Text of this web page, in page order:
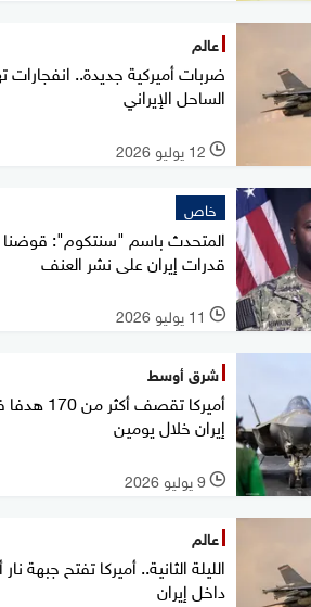
عالم
ضربات أميركية جديدة.. انفجارات
الساحل الإيراني
l 12 يوليو 2026
خاص
المتحدث باسم "سنتكوم": قوضنا
قدرات إيران على نشر العنف
l 11 يوليو 2026
شرق أوسط
أميركا تقصف أكثر
إيران خلال يومين
l 9 يوليو 2026
عالم
الليلة الثانية.. أميركا تفتح جبهة
داخل إيران